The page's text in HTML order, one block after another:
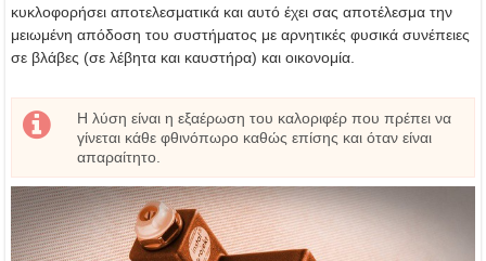
κυκλοφορήσει αποτελεσματικά και αυτό έχει σας αποτέλεσμα την
μειωμένη απόδοση του συστήματος με αρνητικές φυσικά συνέπειες
σε βλάβες (σε λέβητα και καυστήρα) και οικονομία.
Η λύση είναι η εξαέρωση του καλοριφέρ που πρέπει να
γίνεται κάθε φθινόπωρο καθώς επίσης και όταν είναι
απαραίτητο.